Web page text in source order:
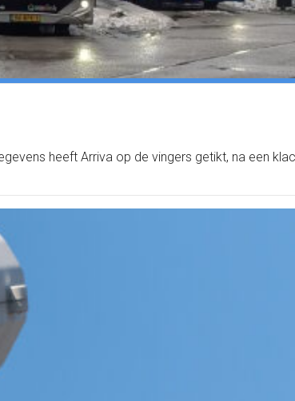
heeft Arriva op de vingers getikt, na een